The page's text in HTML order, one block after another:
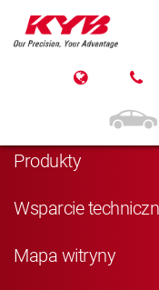
Nawigacja
Strona główna
Produkty
Wsparcie
Mapa witryny